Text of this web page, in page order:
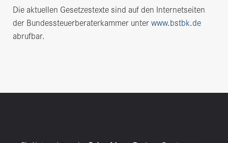
Die aktuellen Gesetzestexte sind auf den Internetseiten
der Bundessteuerberaterkammer unterwww.bstbk.de
abrufbar.